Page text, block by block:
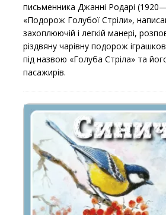
письменника Джанні Родарі
«Подорож Голубої Стріли»,
захоплюючій і легкій манері,
різдвяну чарівну подорож
під назвою «Голуба Стріла» та
пасажирів.